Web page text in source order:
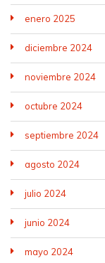
enero 2025
diciembre 2024
noviembre 2024
octubre 2024
septiembre 2024
agosto 2024
julio 2024
junio 2024
mayo 2024